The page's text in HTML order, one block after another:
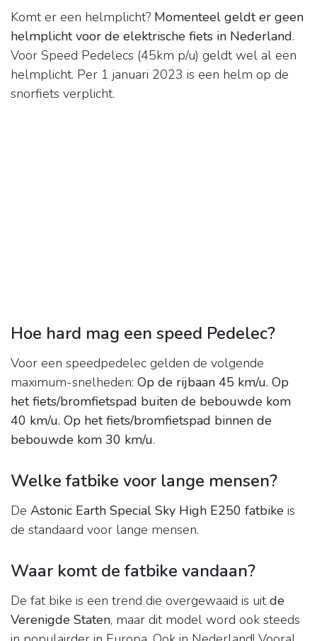
Komt er een helmplicht? Momenteel geldt er geen
helmplicht voor de elektrische fiets in Nederland.
Voor Speed Pedelecs (45km p/u) geldt wel al een
helmplicht. Per 1 januari 2023 is een helm op de
snorfiets verplicht.
Hoe hard mag een speed Pedelec?
Voor een speedpedelec gelden de volgende
maximum-snelheden: Op de rijbaan 45 km/u. Op
het fiets/bromfietspad buiten de bebouwde kom
40 km/u. Op het fiets/bromfietspad binnen de
bebouwde kom 30 km/u.
Welke fatbike voor lange mensen?
De Astonic Earth Special Sky High E250 fatbike is
de standaard voor lange mensen.
Waar komt de fatbike vandaan?
De fat bike is een trend die overgewaaid is uitde
Verenigde Staten, maar dit model word ook steeds